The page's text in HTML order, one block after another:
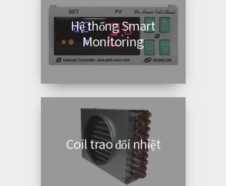
Hệ thống Smart
Monitoring
Coil trao đổi nhiệt